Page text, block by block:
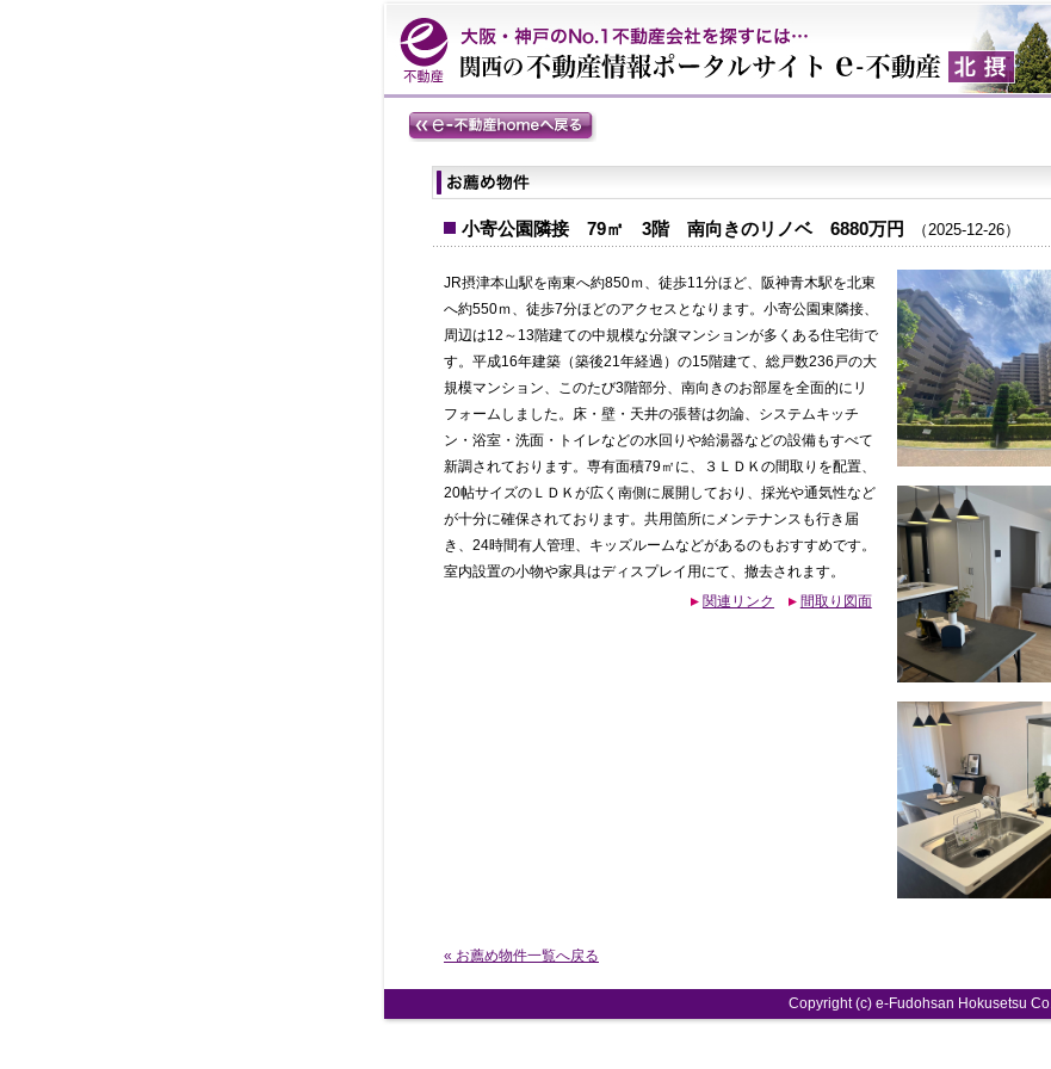
小寄公園隣接 79㎡ 3階 南向きのリノベ 6880万円 （2025-12-26）
JR摂津本山駅を南東へ約850ｍ、徒歩11分ほど、阪神青木駅を北東
へ約550ｍ、徒歩7分ほどのアクセスとなります。小寄公園東隣接、
周辺は12～13階建ての中規模な分譲マンションが多くある住宅街で
す。平成16年建築（築後21年経過）の15階建て、総戸数236戸の大
規模マンション、このたび3階部分、南向きのお部屋を全面的にリ
フォームしました。床・壁・天井の張替は勿論、システムキッチ
ン・浴室・洗面・トイレなどの水回りや給湯器などの設備もすべて
新調されております。専有面積79㎡に、３ＬＤＫの間取りを配置、
20帖サイズのＬＤＫが広く南側に展開しており、採光や通気性など
が十分に確保されております。共用箇所にメンテナンスも行き届
き、24時間有人管理、キッズルームなどがあるのもおすすめです。
室内設置の小物や家具はディスプレイ用にて、撤去されます。
関連リンク
間取り図面
« お薦め物件一覧へ戻る
Copyright (c) e-Fudohsan Hokusetsu Co.